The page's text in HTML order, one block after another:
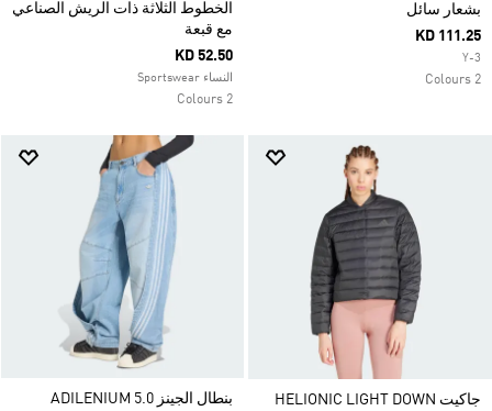
بشعار سائل
KD 111.25
Y-3
2 Colours
الخطوط الثلاثة ذات الريش الصناعي
مع قبعة
KD 52.50
النساء Sportswear
2 Colours
جاكيت HELIONIC LIGHT DOWN
بنطال الجينز ADILENIUM 5.0